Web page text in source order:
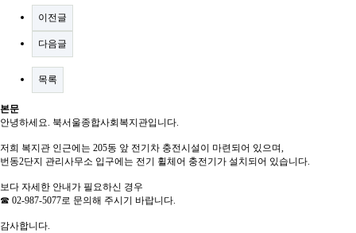
이전글
다음글
목록
본문
안녕하세요. 북서울종합사회복지관입니다.
저희 복지관 인근에는 205동 앞 전기차 충전시설이 마련되어 있으며,
번동2단지 관리사무소 입구에는 전기 휠체어 충전기가 설치되어 있습니다.
보다 자세한 안내가 필요하신 경우
☎ 02-987-5077로 문의해 주시기 바랍니다.
감사합니다.